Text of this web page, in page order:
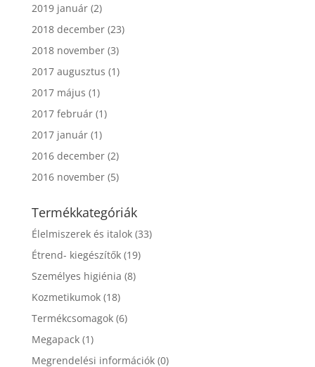
2019 január(2)
2018 december(23)
2018 november(3)
2017 augusztus (1)
2017 május (1)
2017 február(1)
2017 január(1)
2016 december(2)
2016 november(5)
Termékkategóriák
Élelmiszerek és italok (33)
Étrend- kiegészítők (19)
Személyes higiénia (8)
Kozmetikumok (18)
Termékcsomagok (6)
Megapack (1)
Megrendelési információk (0)